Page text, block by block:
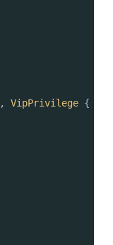
, VipPrivilege {